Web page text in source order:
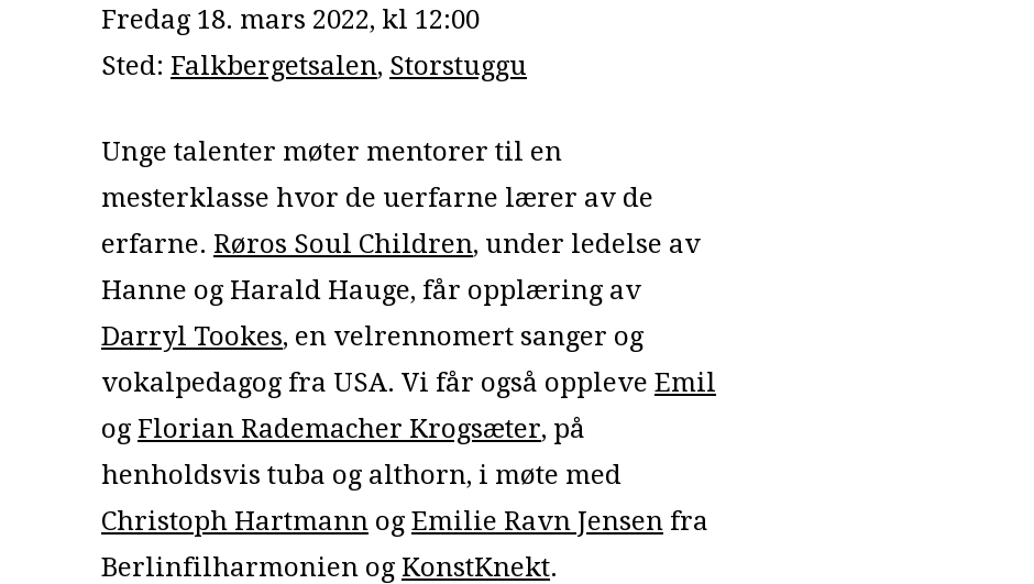
Fredag 18. mars 2022, kl 12:00
Sted: Falkbergetsalen, Storstuggu
Unge talenter møter mentorer til en
mesterklasse hvor de uerfarne lærer av de
erfarne. Røros Soul Children, under ledelse av
Hanne og Harald Hauge, får opplæring av
Darryl Tookes, en velrennomert sanger og
vokalpedagog fra USA. Vi får også oppleve Emil
og Florian Rademacher Krogsæter, på
henholdsvis tuba og althorn, i møte med
Christoph Hartmann og Emilie Ravn Jensen fra
Berlinfilharmonien og KonstKnekt.